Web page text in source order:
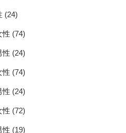
(24)
性 (74)
性 (24)
性 (74)
性 (24)
性 (72)
性 (19)